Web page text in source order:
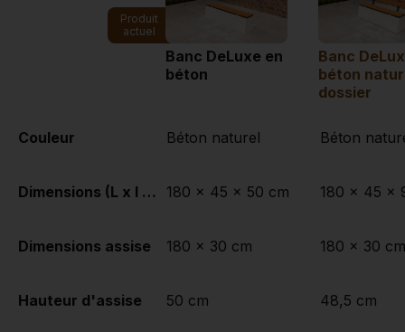
Produit
actuel
Banc DeLuxe en
béton
Banc
béton
dossier
Couleur
Dimensions (L x l x h)
Dimensions assise
Hauteur d'assise
Béton naturel
180 x 45 x 50 cm
180 x 30 cm
50 cm
Béton
180 x 45 x
180 x 30 cm
48,5 cm